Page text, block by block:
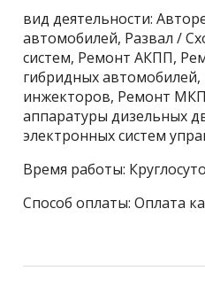
вид деятельности:
автомобилей, Развал /
систем, Ремонт АКПП,
гибридных
инжекторов, Ремонт
аппаратуры дизельных
электронных систем
Время работы:
Способ оплаты: Оплата